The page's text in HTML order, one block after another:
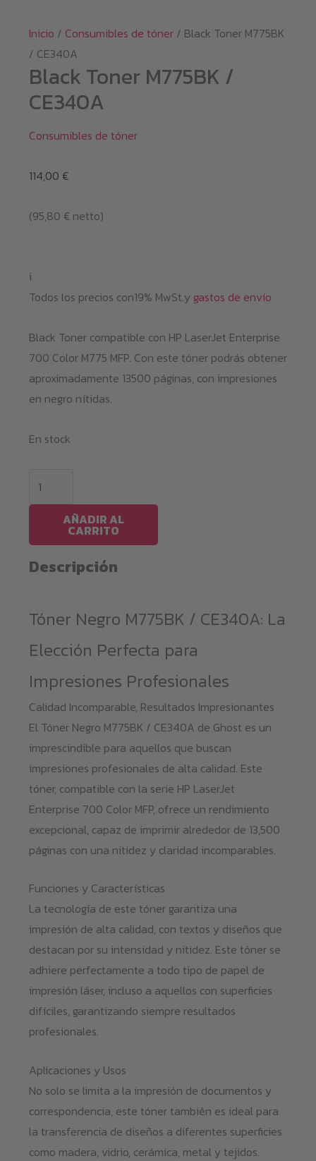
Inicio / Consumibles de tóner/ Black Toner M775BK
/ CE340A
Black Toner M775BK /
CE340A
Consumibles de tóner
114,00 €
(95,80 €netto)
i
Todos los precios con19% MwSt.y gastos de envío
Black Toner compatible con HP LaserJet Enterprise
700 Color M775 MFP. Con este tóner podrás obtener
aproximadamente 13500 páginas, con impresiones
en negro nítidas.
En stock
M775BK
/
CE340A
AÑADIR AL
CARRITO
Descripción
Tóner Negro M775BK / CE340A: La
Elección Perfecta para
Impresiones Profesionales
Calidad Incomparable, Resultados Impresionantes
El Tóner Negro M775BK / CE340A de Ghost es un
imprescindible para aquellos que buscan
impresiones profesionales de alta calidad. Este
tóner, compatible con la serie HP LaserJet
Enterprise 700 Color MFP, ofrece un rendimiento
excepcional, capaz de imprimir alrededor de 13,500
páginas con una nitidez y claridad incomparables.
Funciones y Características
La tecnología de este tóner garantiza una
impresión de alta calidad, con textos y diseños que
destacan por su intensidad y nitidez. Este tóner se
adhiere perfectamente a todo tipo de papel de
impresión láser, incluso a aquellos con superficies
difíciles, garantizando siempre resultados
profesionales.
Aplicaciones y Usos
No solo se limita a la impresión de documentos y
correspondencia, este tóner también es ideal para
la transferencia de diseños a diferentes superficies
como madera, vidrio, cerámica, metal y tejidos.